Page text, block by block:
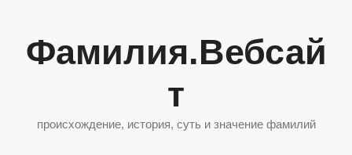
содержимому
Фамилия.Вебсай
т
происхождение, история, суть и значение фамилий